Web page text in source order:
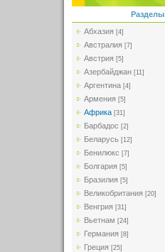
Разделы
Абхазия [4]
Австралия [7]
Австрия [5]
Азербайджан [11]
Аргентина [4]
Армения [5]
Африка [31]
Барбадос [2]
Беларусь [12]
Бенилюкс [7]
Болгария [5]
Бразилия [5]
Великобритания [20]
Венгрия [31]
Вьетнам [24]
Германия [8]
Греция [25]